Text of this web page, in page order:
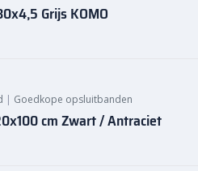
Grijs KOMO
| Goedkope opsluitbanden
cm Zwart / Antraciet